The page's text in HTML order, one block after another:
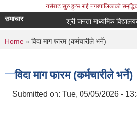
यसैबाट सुरु हुन्छ माई नगरपालिकाको
समाचार श्री जनता माध्यमिक
You are here
Home » विदा माग फारम (कर्मचारीले भर्ने)
विदा माग फारम (कर्मचारीले भर्ने)
Submitted on: Tue, 05/05/2026 -